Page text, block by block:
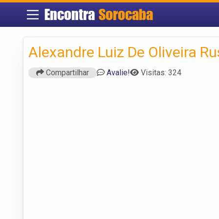
Encontra Sorocaba
Alexandre Luiz De Oliveira
Compartilhar Avalie! Visitas: 324